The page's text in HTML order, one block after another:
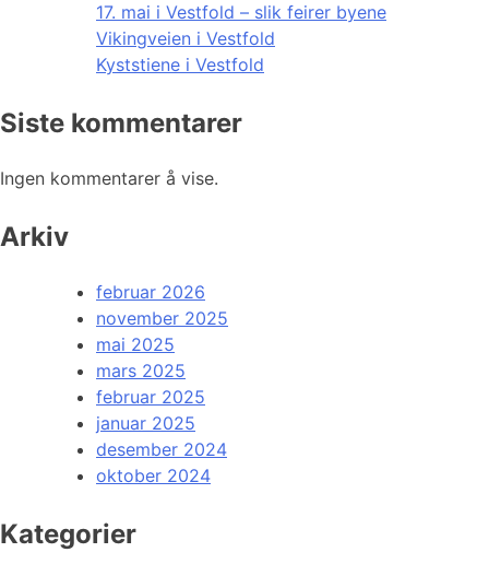
17. mai i Vestfold – slik feirer byene
Vikingveien i Vestfold
Kyststiene i Vestfold
Siste kommentarer
Ingen kommentarer å vise.
Arkiv
februar 2026
november 2025
mai 2025
mars 2025
februar 2025
januar 2025
desember 2024
oktober 2024
Kategorier